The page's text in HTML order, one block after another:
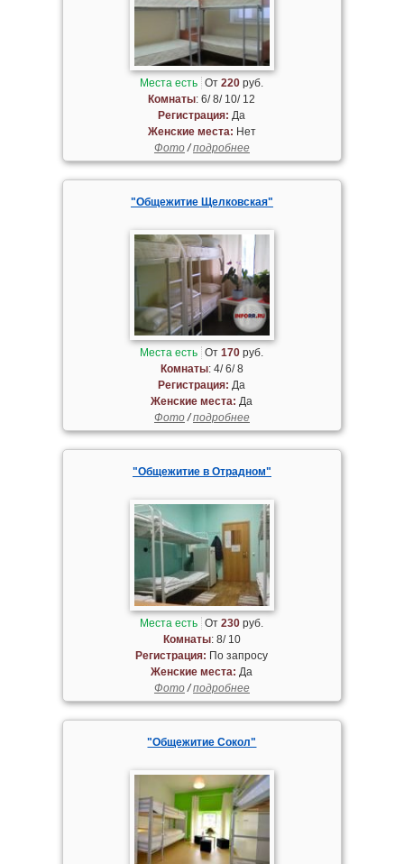
Места есть От220 руб.
Комнаты: 6/ 8/ 10/ 12
Регистрация: Да
Женские места: Нет
Фото/подробнее
"Общежитие Щелковская"
Места есть От170 руб.
Комнаты: 4/ 6/ 8
Регистрация: Да
Женские места: Да
Фото/подробнее
"Общежитие в Отрадном"
Места есть От230 руб.
Комнаты: 8/ 10
Регистрация: По запросу
Женские места: Да
Фото/подробнее
"Общежитие Сокол"